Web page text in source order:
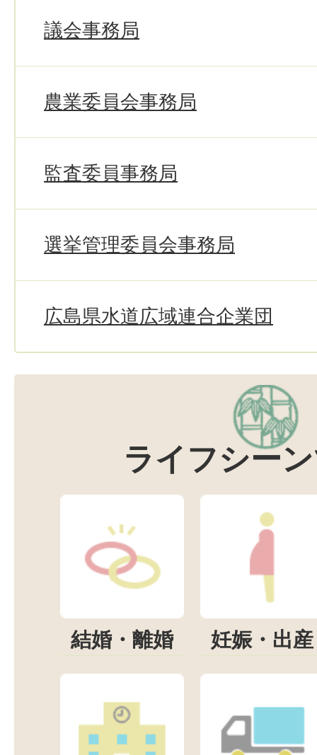
議会事務局
農業委員会事務局
監査委員事務局
選挙管理委員会事務局
広島県水道広域連合企業団
ライフシー
結婚・離婚 妊娠・出産